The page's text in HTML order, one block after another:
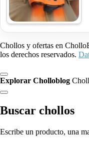
Chollos y ofertas en
los derechos reservados.
Explorar Cholloblog
Buscar chollos
Escribe un producto, una